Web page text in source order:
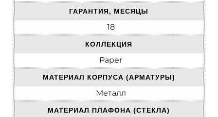
ГАРАНТИЯ, МЕСЯЦЫ
18
КОЛЛЕКЦИЯ
Paper
МАТЕРИАЛ КОРПУСА (АРМАТУРЫ)
Металл
МАТЕРИАЛ ПЛАФОНА (СТЕКЛА)